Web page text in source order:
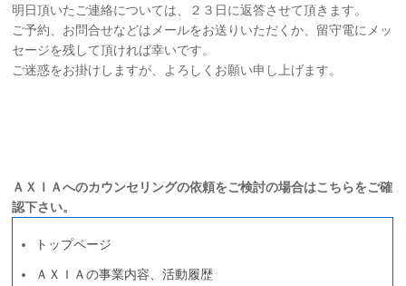
ハラスメント対策資格
会社概要
採用情報
明日頂いたご連絡については、２３日に返答させて頂きます。
ご予約、お問合せなどはメールをお送りいただくか、留守電にメッ
セージを残して頂ければ幸いです。
ご迷惑をお掛けしますが、よろしくお願い申し上げます。